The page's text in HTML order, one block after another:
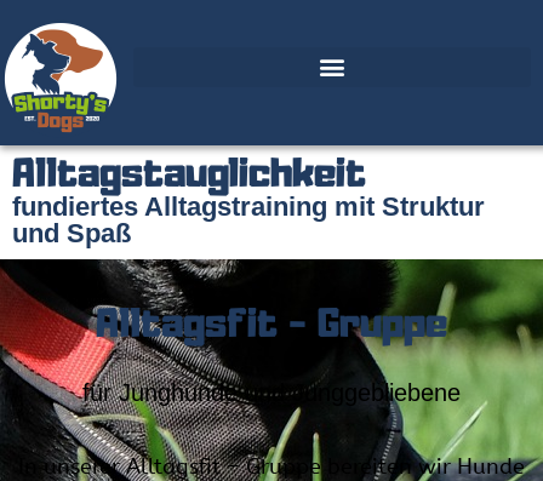
Alltagstauglichkeit
fundiertes Alltagstraining mit Struktur
und Spaß
Alltagsfit - Gruppe
für Junghunde und Junggebliebene
In unserer Alltagsfit – Gruppe bereiten wir Hunde